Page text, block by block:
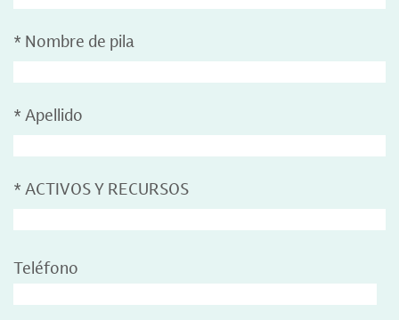
* Nombre de pila
* Apellido
* ACTIVOS Y RECURSOS
Teléfono